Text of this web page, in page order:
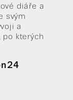
diáře a
svým
a
po kterých